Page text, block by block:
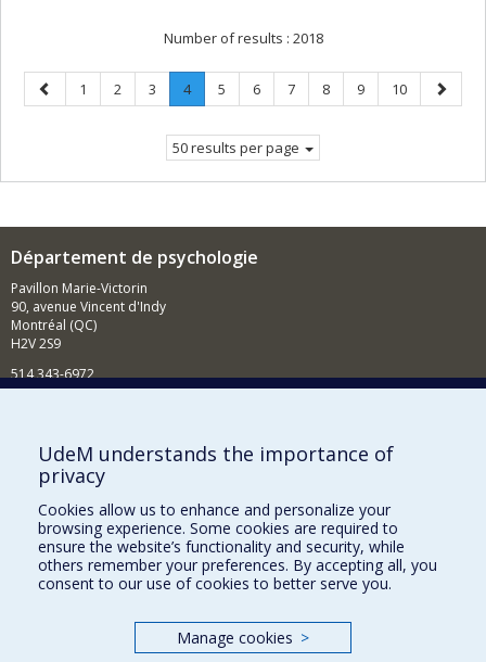
Number of results : 2018
Previous
page
Page
1 Page
2 Page
3 Page
4.
Current
Page
5 Page
6 Page
7 Page
8 Page
9 Page
10
Next
page
50 results per page
Département de psychologie
Pavillon Marie-Victorin
90, avenue Vincent d'Indy
Montréal (QC)
H2V 2S9
514 343-6972
Comment soutenir le Département?
BESOIN D'AIDE?
Plan du site
Signaler une erreur
Accessibilité
Nos départements et écoles
UdeM understands the importance of
privacy
Cookies allow us to enhance and personalize your
browsing experience. Some cookies are required to
ensure the website’s functionality and security, while
others remember your preferences. By accepting all, you
consent to our use of cookies to better serve you.
Manage cookies >